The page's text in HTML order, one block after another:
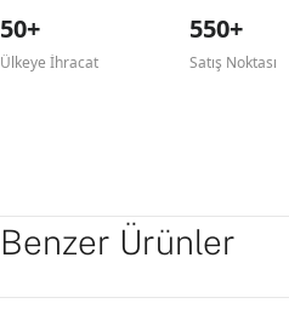
50+
Ülkeye İhracat
550+
Satış Noktası
Benzer Ürünler